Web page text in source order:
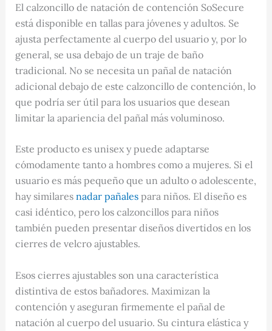
El calzoncillo de natación de contención SoSecure
está disponible en tallas para jóvenes y adultos. Se
ajusta perfectamente al cuerpo del usuario y, por lo
general, se usa debajo de un traje de baño
tradicional. No se necesita un pañal de natación
adicional debajo de este calzoncillo de contención, lo
que podría ser útil para los usuarios que desean
limitar la apariencia del pañal más voluminoso.
Este producto es unisex y puede adaptarse
cómodamente tanto a hombres como a mujeres. Si el
usuario es más pequeño que un adulto o adolescente,
hay similares nadar pañalespara niños. El diseño es
casi idéntico, pero los calzoncillos para niños
también pueden presentar diseños divertidos en los
cierres de velcro ajustables.
Esos cierres ajustables son una característica
distintiva de estos bañadores. Maximizan la
contención y aseguran firmemente el pañal de
natación al cuerpo del usuario. Su cintura elástica y